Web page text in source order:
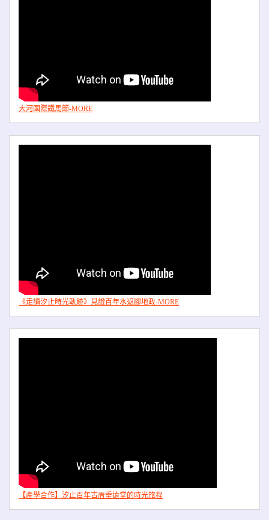
大河國際鐵馬節-MORE
《走讀汐止時光軌跡》見證百年水返腳地政-MORE
【產學合作】汐止百年古厝垂遠堂的時光旅程